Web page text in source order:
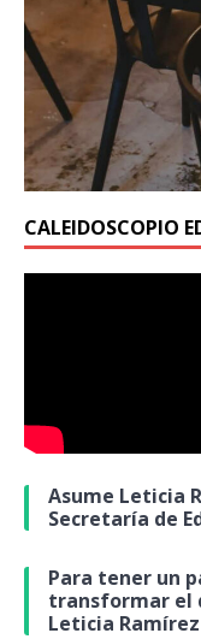
CALEIDOSCOPIO
Asume Leticia
Secretaría de
Para tener un
transformar el
Leticia